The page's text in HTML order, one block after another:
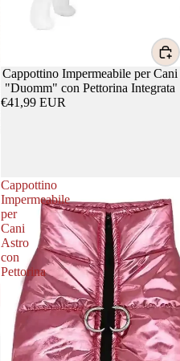
Cappottino Impermeabile per Cani
"Duomm" con Pettorina Integrata
€41,99 EUR
Cappottino
Impermeabile
per
Cani
Astro
con
Pettorina